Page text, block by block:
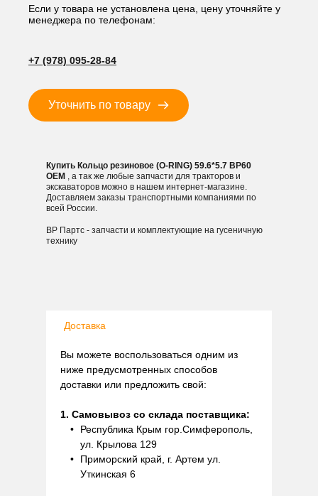
(O-
RING)
Если у товара не установлена цена, цену уточняйте у
менеджера по телефонам:
+7 (978) 095-28-84
Уточнить по товару
Купить Кольцо резиновое (O-RING) 59.6*5.7 BP60
OEM , а так же любые запчасти для тракторов и
экскаваторов можно в нашем интернет-магазине.
Доставляем заказы транспортными компаниями по
всей России.
ВР Партс - запчасти и комплектующие на гусеничную
технику
Доставка
Вы можете воспользоваться одним из
ниже предусмотренных способов
доставки или предложить свой:
1. Самовывоз со склада поставщика:
Республика Крым гор.Симферополь,
ул. Крылова 129
Приморский край, г. Артем ул.
Уткинская 6